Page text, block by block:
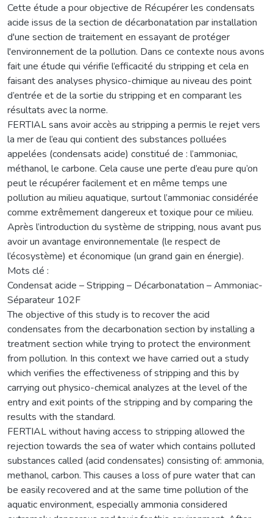
Cette étude a pour objective de Récupérer les condensats
acide issus de la section de décarbonatation par installation
d'une section de traitement en essayant de protéger
l'environnement de la pollution. Dans ce contexte nous avons
fait une étude qui vérifie l’efficacité du stripping et cela en
faisant des analyses physico-chimique au niveau des point
d’entrée et de la sortie du stripping et en comparant les
résultats avec la norme.
FERTIAL sans avoir accès au stripping a permis le rejet vers
la mer de l’eau qui contient des substances polluées
appelées (condensats acide) constitué de : l’ammoniac,
méthanol, le carbone. Cela cause une perte d’eau pure qu’on
peut le récupérer facilement et en même temps une
pollution au milieu aquatique, surtout l’ammoniac considérée
comme extrêmement dangereux et toxique pour ce milieu.
Après l’introduction du système de stripping, nous avant pus
avoir un avantage environnementale (le respect de
l’écosystème) et économique (un grand gain en énergie).
Mots clé :
Condensat acide – Stripping – Décarbonatation – Ammoniac-
Séparateur 102F
The objective of this study is to recover the acid
condensates from the decarbonation section by installing a
treatment section while trying to protect the environment
from pollution. In this context we have carried out a study
which verifies the effectiveness of stripping and this by
carrying out physico-chemical analyzes at the level of the
entry and exit points of the stripping and by comparing the
results with the standard.
FERTIAL without having access to stripping allowed the
rejection towards the sea of water which contains polluted
substances called (acid condensates) consisting of: ammonia,
methanol, carbon. This causes a loss of pure water that can
be easily recovered and at the same time pollution of the
aquatic environment, especially ammonia considered